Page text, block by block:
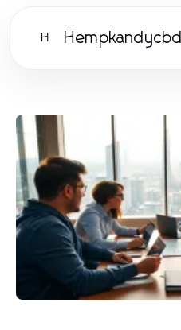
H Hempkandycbd